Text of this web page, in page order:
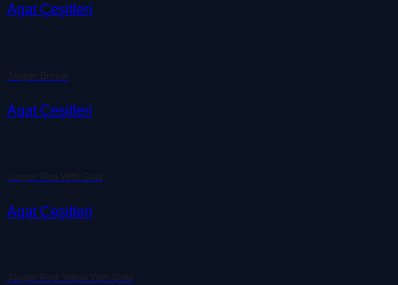
Agat Çeşitleri
Jasper Bresat
Agat Çeşitleri
Jasper Red With Gold
Agat Çeşitleri
Jasper Red-Yellow With Gold